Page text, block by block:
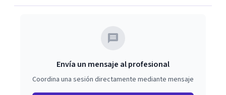
Envía un mensaje al profesional
Coordina una sesión directamente mediante mensaje